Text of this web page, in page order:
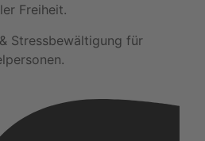
Freiheit.
Stressbewältigung für